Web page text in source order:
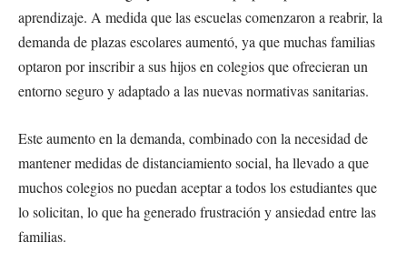
aprendizaje. A medida que las escuelas comenzaron a reabrir, la
demanda de plazas escolares aumentó, ya que muchas familias
optaron por inscribir a sus hijos en colegios que ofrecieran un
entorno seguro y adaptado a las nuevas normativas sanitarias.
Este aumento en la demanda, combinado con la necesidad de
mantener medidas de distanciamiento social, ha llevado a que
muchos colegios no puedan aceptar a todos los estudiantes que
lo solicitan, lo que ha generado frustración y ansiedad entre las
familias.